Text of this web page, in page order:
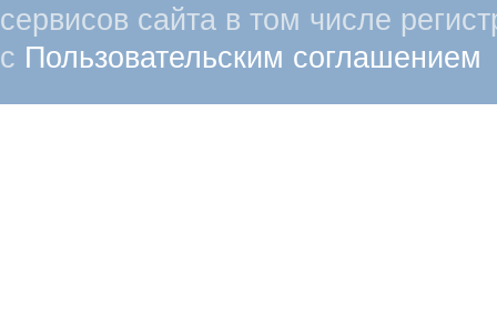
сервисов сайта в том числе
с Пользовательским соглашением